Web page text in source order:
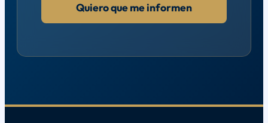
Quiero que me informen